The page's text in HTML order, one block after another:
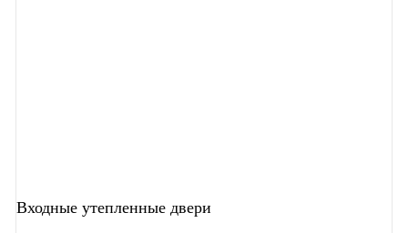
Входные утепленные двери